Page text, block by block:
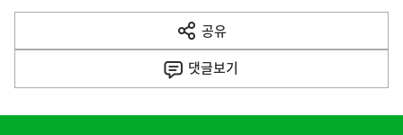
다
음
공유
열
기
댓글보기